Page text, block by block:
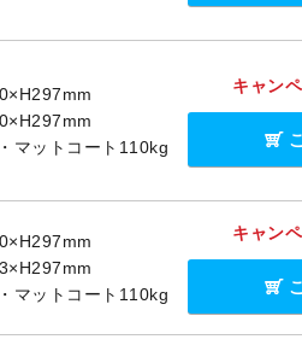
マットコート110kg
キャン
マットコート110kg
キャン